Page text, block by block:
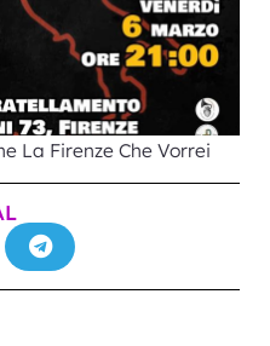
La Firenze Che Vorrei